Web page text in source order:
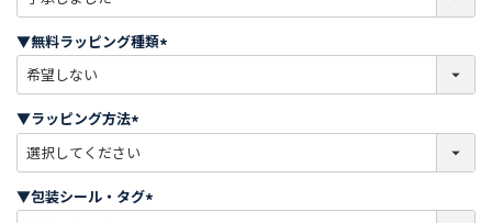
必
)
▼無料ラッピング種類
必
)
▼ラッピング方法
必
須
)
▼包装シール・タグ